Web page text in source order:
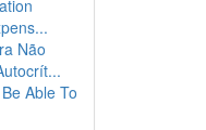
Não
Able To